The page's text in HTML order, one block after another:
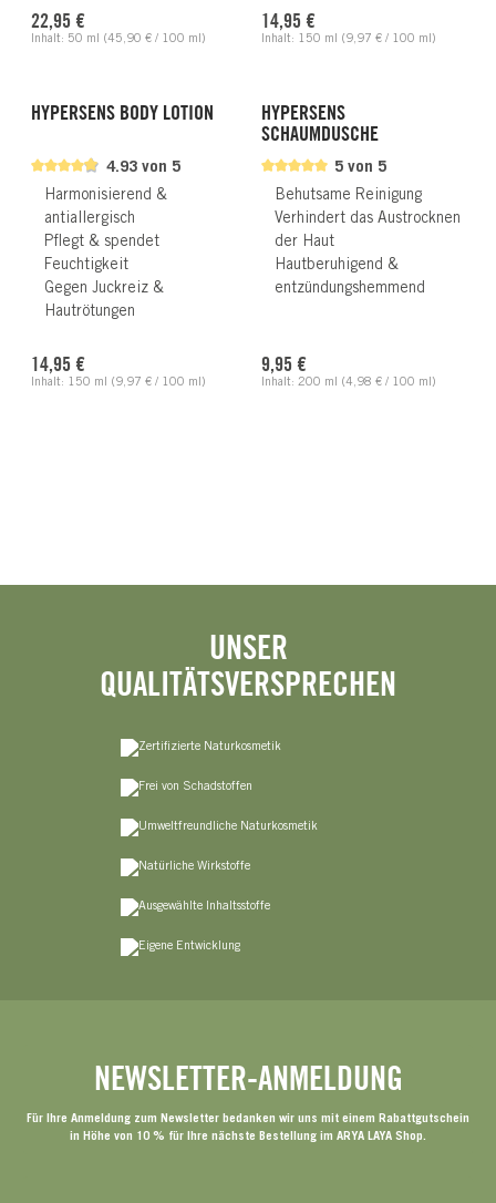
Inhalt: 50 ml (45,90 € / 100 ml)
22,95 €
Inhalt: 150 ml (9,97 € / 100 ml)
14,95 €
4.93 von 5
HYPERSENS BODY LOTION
Harmonisierend &
antiallergisch
Pflegt & spendet
Feuchtigkeit
Gegen Juckreiz &
Hautrötungen
Inhalt: 150 ml (9,97 € / 100 ml)
14,95 €
5 von 5
HYPERSENS
SCHAUMDUSCHE
Behutsame Reinigung
Verhindert das Austrocknen
der Haut
Hautberuhigend &
entzündungshemmend
Inhalt: 200 ml (4,98 € / 100 ml)
9,95 €
UNSER
QUALITÄTSVERSPRECHEN
NEWSLETTER-ANMELDUNG
Für Ihre Anmeldung zum Newsletter bedanken wir uns mit einem Rabattgutschein
in Höhe von 10 % für Ihre nächste Bestellung im ARYA LAYA Shop.